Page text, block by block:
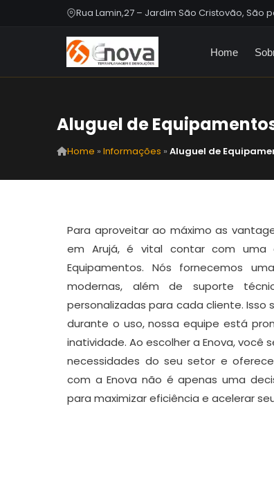
Rua Lamin,27 – Jardim São Cristovão, São
Home
Aluguel de
Home »Informações »Aluguel de
Para aproveitar ao máximo as
em Arujá, é vital contar com uma
Equipamentos. Nós fornecemos
modernas, além de suporte
personalizadas para cada cliente. Isso
durante o uso, nossa equipe está
inatividade. Ao escolher a Enova,
necessidades do seu setor e
com a Enova não é apenas uma
para maximizar eficiência e acelerar